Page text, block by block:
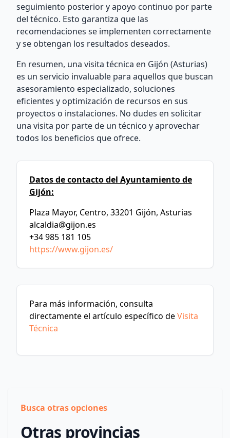
seguimiento posterior y apoyo continuo por parte
del técnico. Esto garantiza que las
recomendaciones se implementen correctamente
y se obtengan los resultados deseados.
En resumen, una visita técnica en Gijón (Asturias)
es un servicio invaluable para aquellos que buscan
asesoramiento especializado, soluciones
eficientes y optimización de recursos en sus
proyectos o instalaciones. No dudes en solicitar
una visita por parte de un técnico y aprovechar
todos los beneficios que ofrece.
Datos de contacto del Ayuntamiento de
Gijón:
Plaza Mayor, Centro, 33201 Gijón, Asturias
alcaldia@gijon.es
+34 985 181 105
https://www.gijon.es/
Para más información, consulta
directamente el artículo específico deVisita
Técnica
Busca otras opciones
Otras provincias